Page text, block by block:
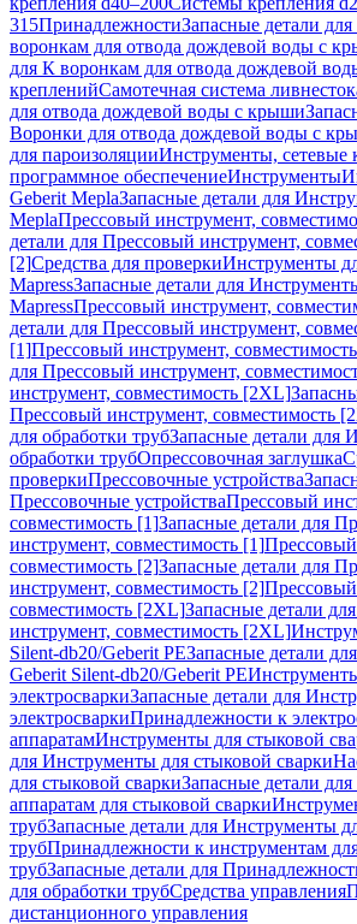
315ПринадлежностиЗапасные детали
воронкам для отвода дождевой воды с
для К воронкам для отвода дождевой
крепленийСамотечная система
для отвода дождевой воды с крыши
Воронки для отвода дождевой воды с
для пароизоляцииИнструменты, сетевые
программное обеспечениеИнструменты
Geberit MeplaЗапасные детали для
MeplaПрессовый инструмент,
детали для Прессовый инструмент,
[2]Средства для проверкиИнструменты
MapressЗапасные детали для
MapressПрессовый инструмент,
детали для Прессовый инструмент,
[1]Прессовый инструмент,
для Прессовый инструмент,
инструмент, совместимость [2XL]
Прессовый инструмент, совместимость
для обработки трубЗапасные детали для
обработки трубОпрессовочная заглушка
проверкиПрессовочные устройства
Прессовочные устройстваПрессовый
совместимость [1]Запасные детали для
инструмент, совместимость [1]
совместимость [2]Запасные детали для
инструмент, совместимость [2]
совместимость [2XL]Запасные детали
инструмент, совместимость [2XL]
Silent-db20/Geberit PEЗапасные детали
Geberit Silent-db20/Geberit PE
электросваркиЗапасные детали для
электросваркиПринадлежности к
аппаратамИнструменты для стыковой
для Инструменты для стыковой сварки
для стыковой сваркиЗапасные детали
аппаратам для стыковой сварки
трубЗапасные детали для Инструменты
трубПринадлежности к инструментам
трубЗапасные детали для
для обработки трубСредства управления
дистанционного управления